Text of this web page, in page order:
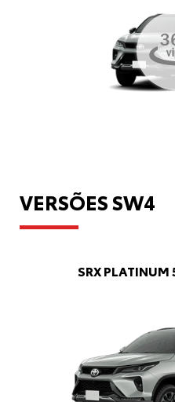
VERSÕES SW4
SRX PLATINUM